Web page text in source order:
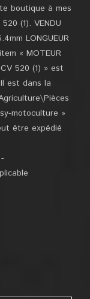
boutique à mes
(1). VENDU
LONGUEUR
« MOTEUR
520 (1) » est
est dans la
motoculture »
être expédié